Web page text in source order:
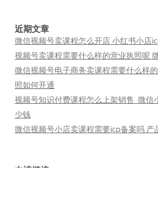
近期文章
微信视频号卖课程怎么开店 小红书小店
视频号卖课程需要什么样的营业执照呢
微信视频号电子商务卖课程需要什么样
照如何开通
视频号知识付费课程怎么上架销售_微信
少钱
微信视频号小店卖课程需要icp备案吗 产
友情链接